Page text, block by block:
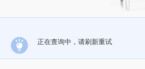
正在查询中，请刷新重试